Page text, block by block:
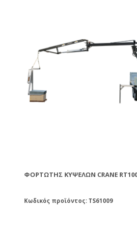
ΦΟΡΤΩΤΉΣ ΚΥΨΕΛΏΝ CRANE
Κωδικός προϊόντος: TS61009